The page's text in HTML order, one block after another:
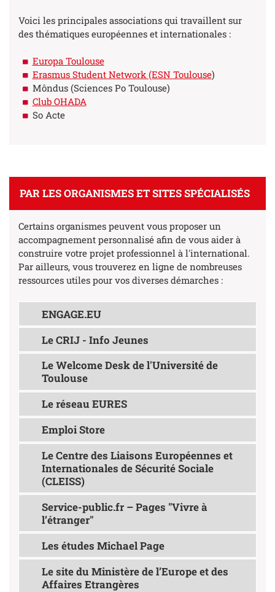
Voici les principales associations qui travaillent sur
des thématiques européennes et internationales :
Europa Toulouse
Erasmus Student Network (ESN Toulouse)
Môndus(Sciences Po Toulouse)
Club OHADA
So Acte
PAR LES ORGANISMES ET SITES SPÉCIALISÉS
Certains organismes peuvent vous proposer un
accompagnement personnalisé afin de vous aider à
construire votre projet professionnel à l'international.
Par ailleurs, vous trouverez en ligne de nombreuses
ressources utiles pour vos diverses démarches :
ENGAGE.EU
Le CRIJ - Info Jeunes
Le Welcome Desk de l'Université de
Toulouse
Le réseau EURES
Emploi Store
Le Centre des Liaisons Européennes et
Internationales de Sécurité Sociale
(CLEISS)
Service-public.fr – Pages "Vivre à
l’étranger"
Les études Michael Page
Le site du Ministère de l’Europe et des
Affaires Etrangères